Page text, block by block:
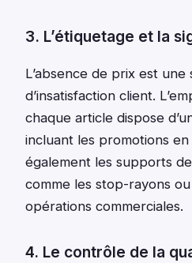
3. L’étiquetage et la
L’absence de prix est
d’insatisfaction client.
chaque article dispose
incluant les promotions
également les supports
comme les stop-rayons
opérations commerciales.
4. Le contrôle de la